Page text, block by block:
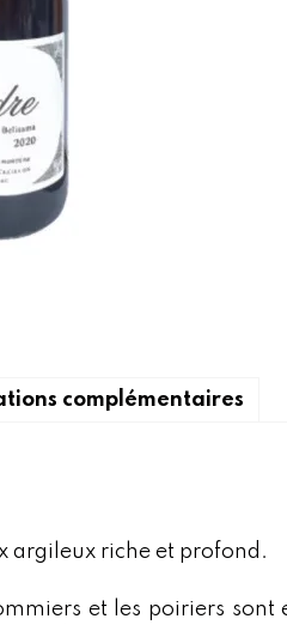
complémentaires
argileux riche et profond.
et les poiriers sont